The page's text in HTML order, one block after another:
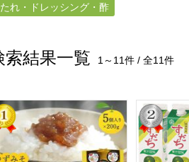
たれ・ドレッシング・酢
索結果一覧 1～11件 / 全11件